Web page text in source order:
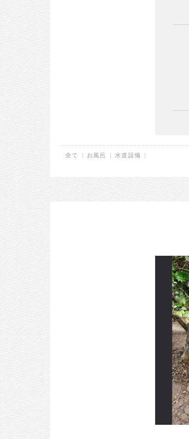
全て お風呂 水道設備